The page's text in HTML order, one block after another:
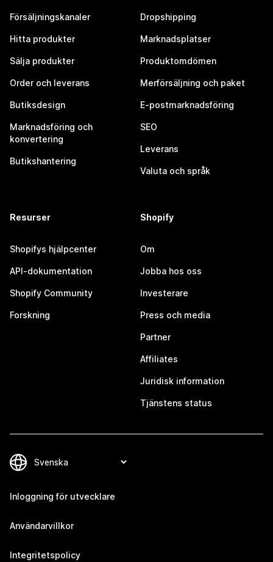
Försäljningskanaler
Hitta produkter
Sälja produkter
Order och leverans
Butiksdesign
Marknadsföring och
konvertering
Butikshantering
Dropshipping
Marknadsplatser
Produktomdömen
Merförsäljning och paket
E-postmarknadsföring
SEO
Leverans
Valuta och språk
Resurser
Shopifys hjälpcenter
API-dokumentation
Shopify Community
Forskning
Shopify
Om
Jobba hos oss
Investerare
Press och media
Partner
Affiliates
Juridisk information
Tjänstens status
Inloggning för utvecklare
Användarvillkor
Integritetspolicy